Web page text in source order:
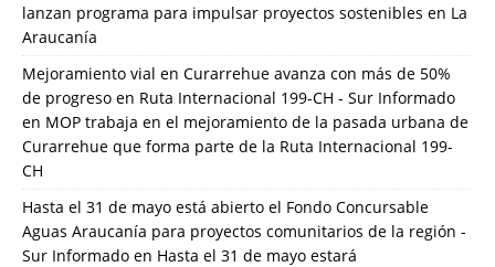
lanzan programa para impulsar proyectos sostenibles en La
Araucanía
Mejoramiento vial en Curarrehue avanza con más de 50%
de progreso en Ruta Internacional 199-CH - Sur Informado
en MOP trabaja en el mejoramiento de la pasada urbana de
Curarrehue que forma parte de la Ruta Internacional 199-
CH
Hasta el 31 de mayo está abierto el Fondo Concursable
Aguas Araucanía para proyectos comunitarios de la región -
Sur Informado en Hasta el 31 de mayo estará